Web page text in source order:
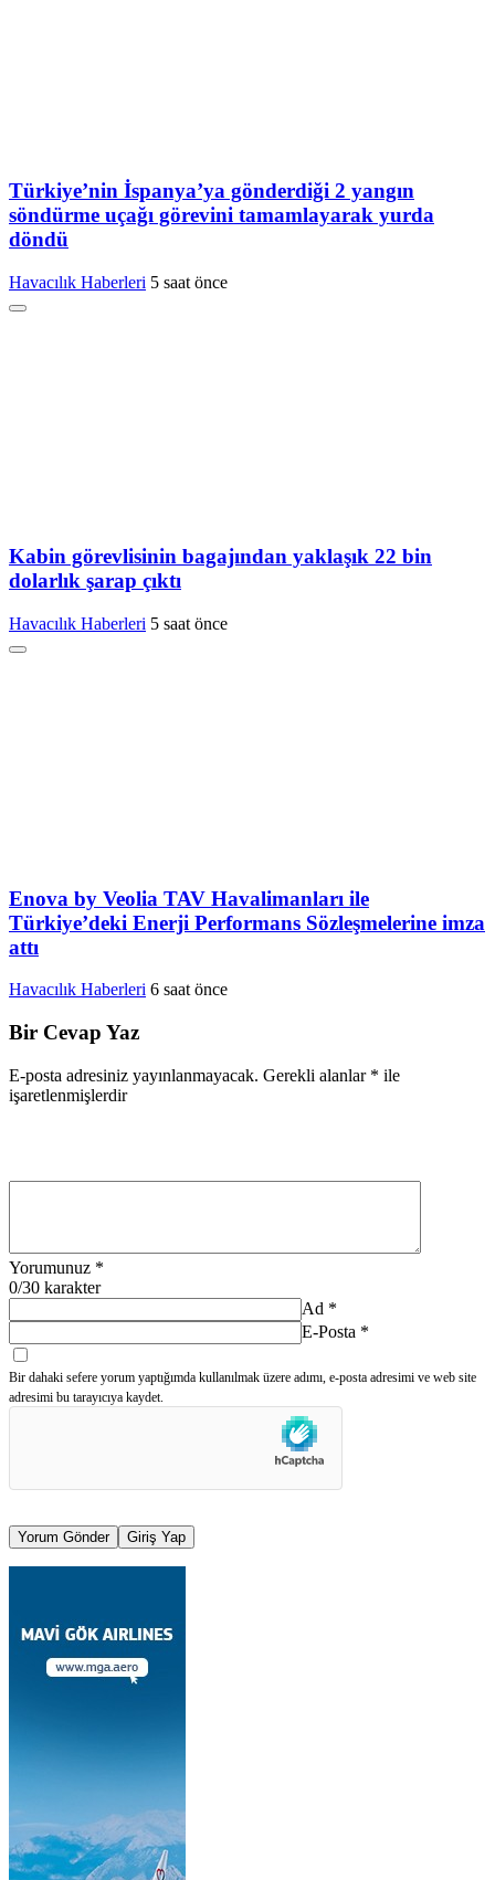
Türkiye’nin İspanya’ya gönderdiği 2 yangın
söndürme uçağı görevini tamamlayarak yurda
döndü
Havacılık Haberleri 5 saat önce
Kabin görevlisinin bagajından yaklaşık 22 bin
dolarlık şarap çıktı
Havacılık Haberleri 5 saat önce
Enova by Veolia TAV Havalimanları ile
Türkiye’deki Enerji Performans Sözleşmelerine imza
attı
Havacılık Haberleri 6 saat önce
Bir Cevap Yaz
E-posta adresiniz yayınlanmayacak. Gerekli alanlar * ile
işaretlenmişlerdir
Yorumunuz *
0/30 karakter
Ad *
E-Posta *
Bir dahaki sefere yorum yaptığımda kullanılmak üzere adımı, e-posta adresimi ve web site
adresimi bu tarayıcıya kaydet.
Yorum Gönder Giriş Yap